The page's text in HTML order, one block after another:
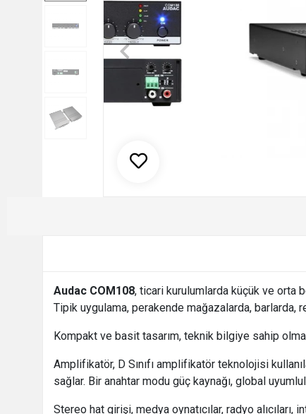
Audac COM108, ticari kurulumlarda küçük ve orta
Tipik uygulama, perakende mağazalarda,
Kompakt ve basit tasarım, teknik bilgiye sahip
Amplifikatör, D Sınıfı amplifikatör teknolojisi
sağlar. Bir anahtar modu güç kaynağı, global
Stereo hat girişi, medya oynatıcılar, radyo